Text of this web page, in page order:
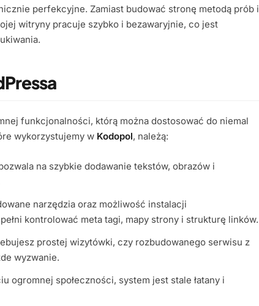
perfekcyjne. Zamiast budować stronę metodą prób i
witryny pracuje szybko i bezawaryjnie, co jest
funkcjonalności, którą można dostosować do niemal
wykorzystujemy w Kodopol, należą:
na szybkie dodawanie tekstów, obrazów i
narzędzia oraz możliwość instalacji
kontrolować meta tagi, mapy strony i strukturę linków.
prostej wizytówki, czy rozbudowanego serwisu z
wyzwanie.
ogromnej społeczności, system jest stale łatany i